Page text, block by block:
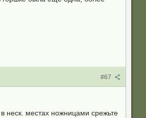
#67
неск. местах ножницами срежьте